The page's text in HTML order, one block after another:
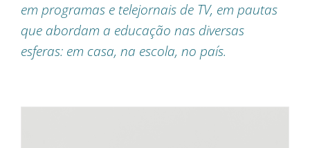
em programas e telejornais de TV, em pautas
que abordam a educação nas diversas
esferas: em casa, na escola, no país.